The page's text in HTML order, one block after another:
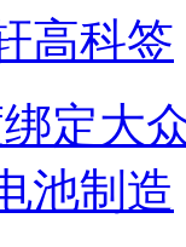
高科签